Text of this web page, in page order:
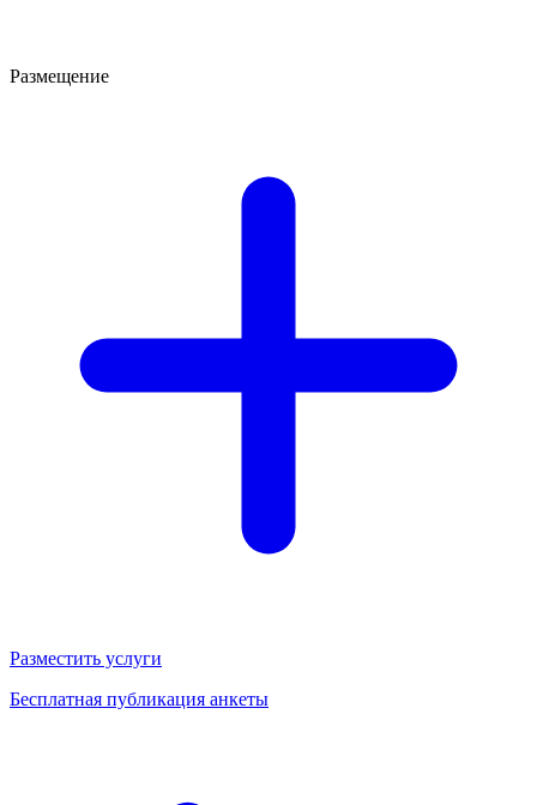
Размещение
Разместить услуги
Бесплатная публикация анкеты